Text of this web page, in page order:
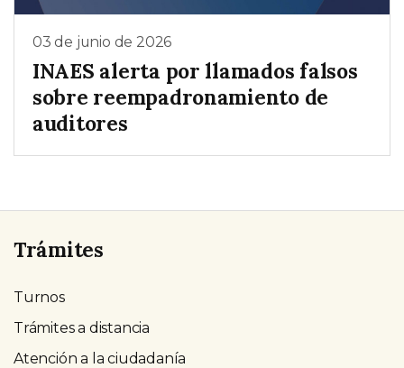
03 de junio de 2026
INAES alerta por llamados falsos
sobre reempadronamiento de
auditores
Trámites
Turnos
Trámites a distancia
Atención a la ciudadanía